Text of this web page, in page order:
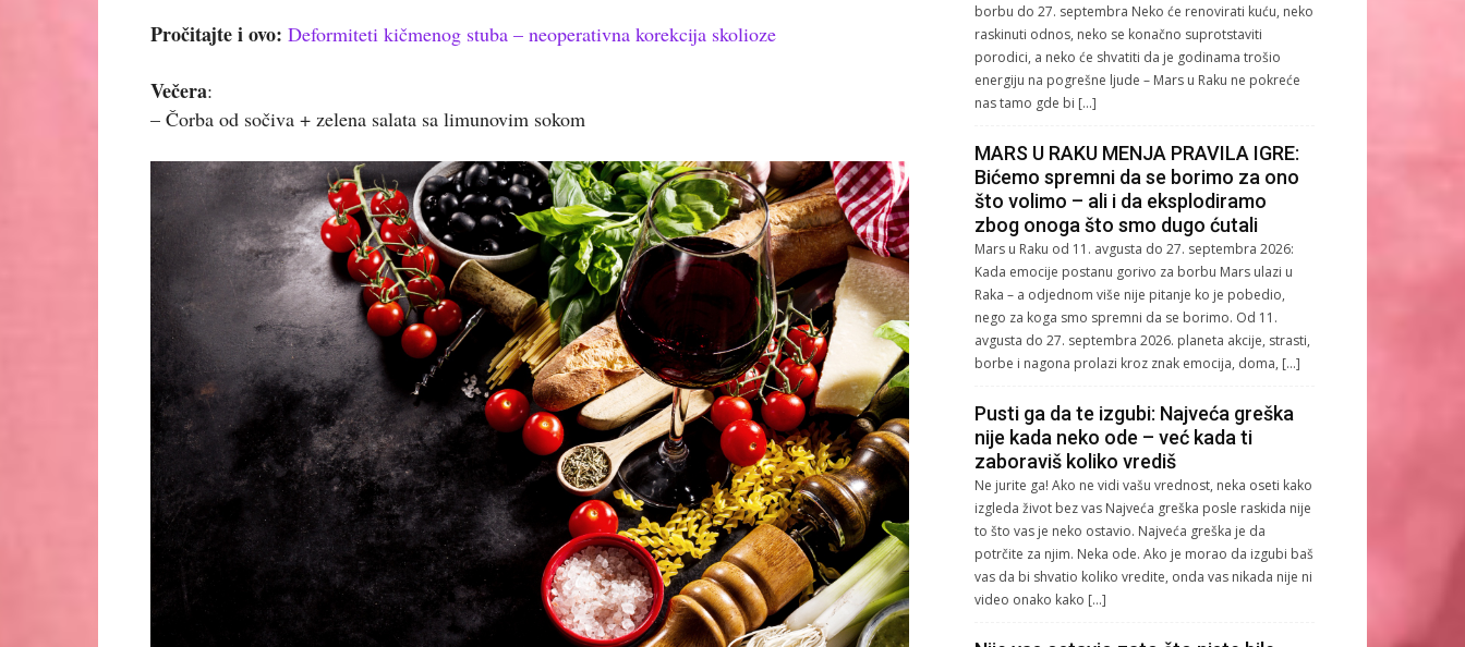
Pročitajte i ovo: Deformiteti kičmenog stuba – neoperativna korekcija skolioze
Večera:
– Čorba od sočiva + zelena salata sa limunovim sokom
borbu do 27. septembra Neko će renovirati kuću, neko
raskinuti odnos, neko se konačno suprotstaviti
porodici, a neko će shvatiti da je godinama trošio
energiju na pogrešne ljude – Mars u Raku ne pokreće
nas tamo gde bi […]
MARS U RAKU MENJA PRAVILA IGRE:
Bićemo spremni da se borimo za ono
što volimo – ali i da eksplodiramo
zbog onoga što smo dugo ćutali
Mars u Raku od 11. avgusta do 27. septembra 2026:
Kada emocije postanu gorivo za borbu Mars ulazi u
Raka – a odjednom više nije pitanje ko je pobedio,
nego za koga smo spremni da se borimo. Od 11.
avgusta do 27. septembra 2026. planeta akcije, strasti,
borbe i nagona prolazi kroz znak emocija, doma, […]
Pusti ga da te izgubi: Najveća greška
nije kada neko ode – već kada ti
zaboraviš koliko vrediš
Ne jurite ga! Ako ne vidi vašu vrednost, neka oseti kako
izgleda život bez vas Najveća greška posle raskida nije
to što vas je neko ostavio. Najveća greška je da
potrčite za njim. Neka ode. Ako je morao da izgubi baš
vas da bi shvatio koliko vredite, onda vas nikada nije ni
video onako kako […]